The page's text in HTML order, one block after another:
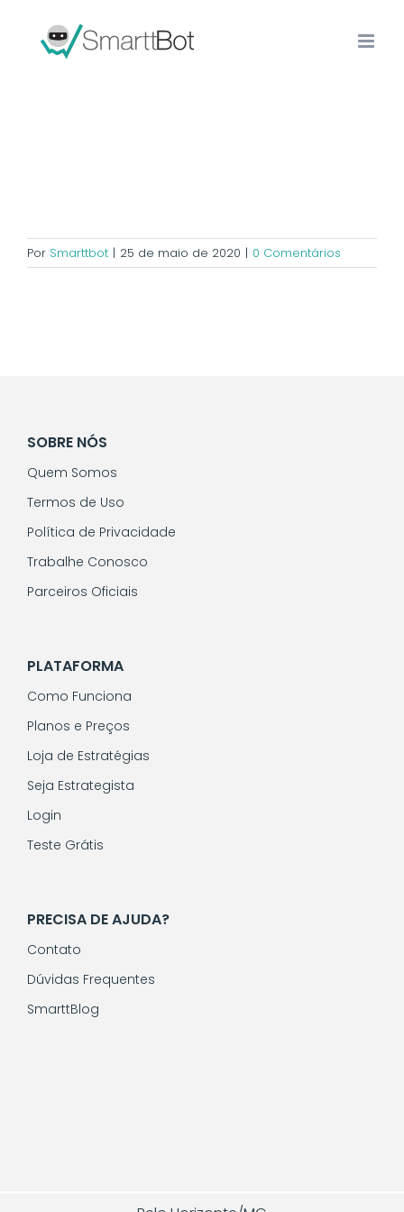
Por Smarttbot | 25 de maio de 2020 | 0 Comentários
SOBRE NÓS
Quem Somos
Termos de Uso
Política de Privacidade
Trabalhe Conosco
Parceiros Oficiais
PLATAFORMA
Como Funciona
Planos e Preços
Loja de Estratégias
Seja Estrategista
Login
Teste Grátis
PRECISA DE AJUDA?
Contato
Dúvidas Frequentes
SmarttBlog